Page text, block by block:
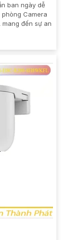
ban ngày dễ
Camera
mang đến sự an